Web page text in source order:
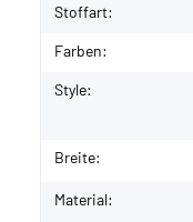
Stoffart:
Farben:
Style:
Breite:
Material: